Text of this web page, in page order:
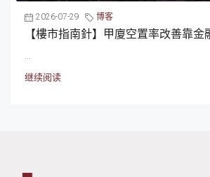
2026-07-29 博客
【樓市指南針】甲廈空置率改善靠金
...
继续阅读